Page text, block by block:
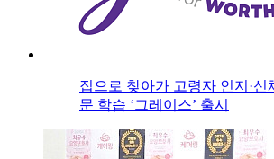
집으로 찾아가 고령자 인지·
문 학습 ‘그레이스’ 출시